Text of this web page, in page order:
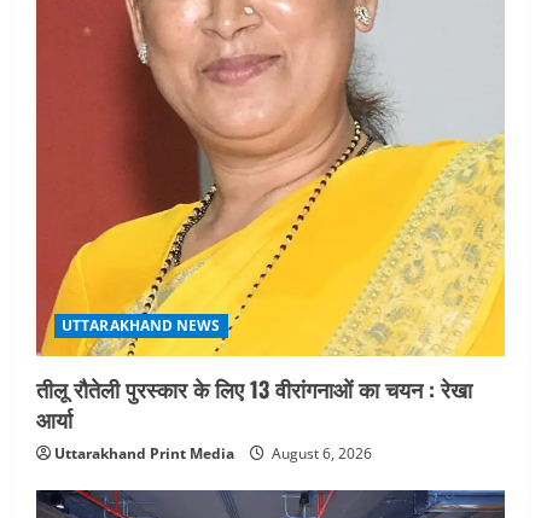
UTTARAKHAND NEWS
तीलू रौतेली पुरस्कार के लिए 13 वीरांगनाओं का चयन : रेखा
आर्या
Uttarakhand Print Media August 6, 2026